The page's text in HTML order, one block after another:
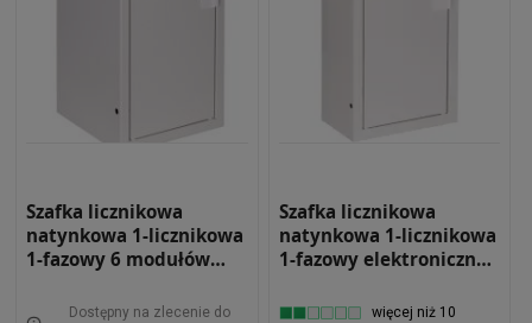
Szafka licznikowa
natynkowa 1-licznikowa
1-fazowy 6 modułów
NRL 1F 6 W Z ZAMKIEM
Dostępny na zlecenie do
Szafka licznikowa
natynkowa 1-licznikowa
1-fazowy elektroniczny
220x430x130 Biała na
więcej niż 10